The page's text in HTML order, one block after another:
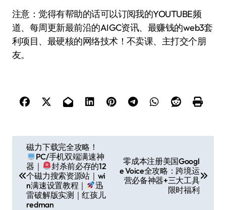
注意：觉得有帮助的话可以订阅我的YOUTUBE频
道、每周更新最前沿的AIGC资讯、最赚钱的web3套
利项目、最硬核的网络技术！不卖课、主打交个朋
友。
导
磁力下载完全攻略！
PC/手机双端满速神
器｜
封杀前必存的12
个磁力搜索资源站｜wi
n满速设置教程｜
迅
雷破解版实测｜红孩儿
redman
零成本注册美国Googl
e Voice全攻略：跨境运
营必备神器+三大工具
限时福利